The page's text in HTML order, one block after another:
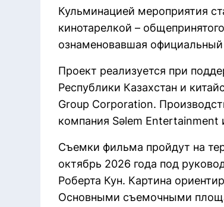
Кульминацией мероприятия
кинотарелкой –
ознаменовавшая
Проект реализуется при
Республики Казахстан и
Group Corporation.
компания Sәlem Entertainment
Съемки фильма пройдут на
октябрь 2026 года под
Роберта Кун. Картина
Основными съемочными